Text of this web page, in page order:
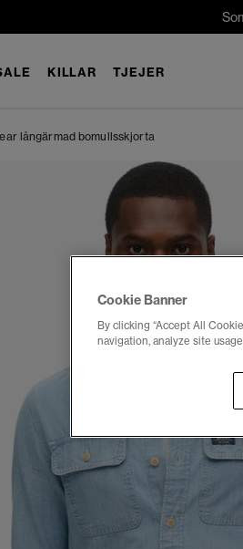
KILLAR TJEJER
långärmad bomullsskjorta
Cookie Banner
By clicking “Accept All
navigation, analyze site